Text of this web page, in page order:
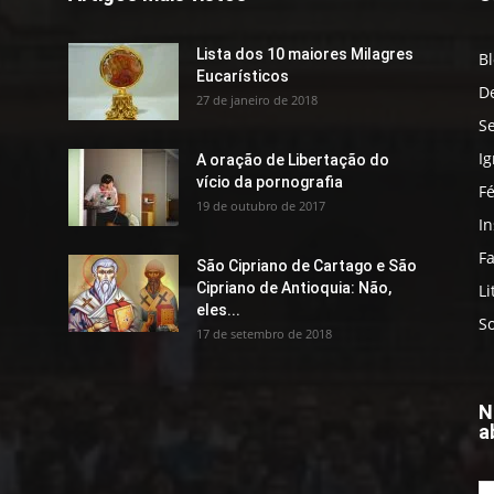
Lista dos 10 maiores Milagres
Eucarísticos
27 de janeiro de 2018
A oração de Libertação do
vício da pornografia
19 de outubro de 2017
São Cipriano de Cartago e São
Cipriano de Antioquia: Não,
eles...
17 de setembro de 2018
Fé